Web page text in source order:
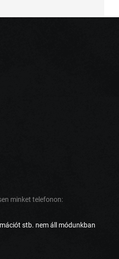
minket telefonon:
stb. nem áll módunkban